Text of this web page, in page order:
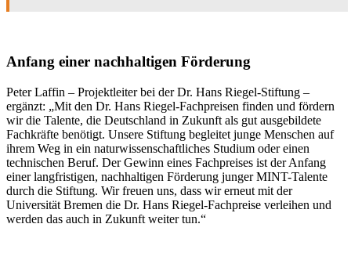
Anfang einer nachhaltigen Förderung
Peter Laffin – Projektleiter bei der Dr. Hans Riegel-Stiftung –
ergänzt: „Mit den Dr. Hans Riegel-Fachpreisen finden und fördern
wir die Talente, die Deutschland in Zukunft als gut ausgebildete
Fachkräfte benötigt. Unsere Stiftung begleitet junge Menschen auf
ihrem Weg in ein naturwissenschaftliches Studium oder einen
technischen Beruf. Der Gewinn eines Fachpreises ist der Anfang
einer langfristigen, nachhaltigen Förderung junger MINT-Talente
durch die Stiftung. Wir freuen uns, dass wir erneut mit der
Universität Bremen die Dr. Hans Riegel-Fachpreise verleihen und
werden das auch in Zukunft weiter tun.“